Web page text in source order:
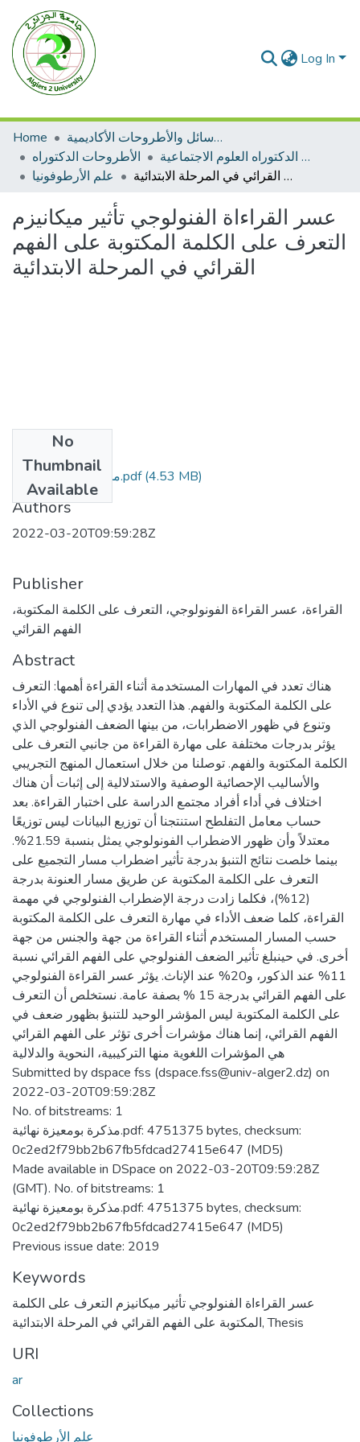
Log In
Home
الرسائل والأطروحات الأكاديمية
الأطروحات الدكتوراه
الأطروحات الدكتوراه العلوم الاجتماعية
علم الأرطوفونيا
عسر القراءاة الفنولوجي تأثير ميكانيزم التعرف على الكلمة المكتوبة على الفهم القرائي في المرحلة الابتدائية
عسر القراءاة الفنولوجي تأثير ميكانيزم
التعرف على الكلمة المكتوبة على الفهم
القرائي في المرحلة الابتدائية
No
Thumbnail
Available
مذكرة بومعيزة نهائية.pdf(4.53 MB)
Authors
2022-03-20T09:59:28Z
Publisher
القراءة، عسر القراءة الفونولوجي، التعرف على الكلمة المكتوبة،
الفهم القرائي
Abstract
هناك تعدد في المهارات المستخدمة أثناء القراءة أهمها: التعرف
على الكلمة المكتوبة والفهم. هذا التعدد يؤدي إلى تنوع في الأداء
وتنوع في ظهور الاضطرابات، من بينها الضعف الفنولوجي الذي
يؤثر بدرجات مختلفة على مهارة القراءة من جانبي التعرف على
الكلمة المكتوبة والفهم. توصلنا من خلال استعمال المنهج التجريبي
والأساليب الإحصائية الوصفية والاستدلالية إلى إثبات أن هناك
اختلاف في أداء أفراد مجتمع الدراسة على اختبار القراءة. بعد
حساب معامل التفلطح استنتجنا أن توزيع البيانات ليس توزيعًا
معتدلاً وأن ظهور الاضطراب الفونولوجي يمثل بنسبة 21.59%.
بينما خلصت نتائج التنبؤ بدرجة تأثير اضطراب مسار التجميع على
التعرف على الكلمة المكتوبة عن طريق مسار العنونة بدرجة
(12%)، فكلما زادت درجة الإضطراب الفنولوجي في مهمة
القراءة، كلما ضعف الأداء في مهارة التعرف على الكلمة المكتوبة
حسب المسار المستخدم أثناء القراءة من جهة والجنس من جهة
أخرى. في حينبلغ تأثير الضعف الفنولوجي على الفهم القرائي نسبة
11% عند الذكور، و20% عند الإناث. يؤثر عسر القراءة الفنولوجي
على الفهم القرائي بدرجة 15 % بصفة عامة. نستخلص أن التعرف
على الكلمة المكتوبة ليس المؤشر الوحيد للتنبؤ بظهور ضعف في
الفهم القرائي، إنما هناك مؤشرات أخرى تؤثر على الفهم القرائي
هي المؤشرات اللغوية منها التركيبية، النحوية والدلالية
Submitted by dspace fss (dspace.fss@univ-alger2.dz) on
2022-03-20T09:59:28Z
No. of bitstreams: 1
مذكرة بومعيزة نهائية.pdf: 4751375 bytes, checksum:
0c2ed2f79bb2b67fb5fdcad27415e647 (MD5)
Made available in DSpace on 2022-03-20T09:59:28Z
(GMT). No. of bitstreams: 1
مذكرة بومعيزة نهائية.pdf: 4751375 bytes, checksum:
0c2ed2f79bb2b67fb5fdcad27415e647 (MD5)
Previous issue date: 2019
Keywords
عسر القراءاة الفنولوجي تأثير ميكانيزم التعرف على الكلمة
المكتوبة على الفهم القرائي في المرحلة الابتدائية,Thesis
URI
ar
Collections
علم الأرطوفونيا